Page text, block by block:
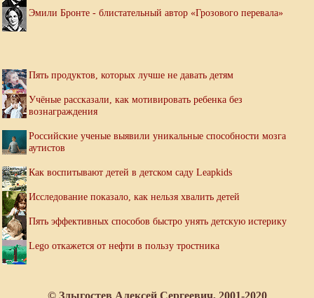
Эмили Бронте - блистательный автор «Грозового перевала»
Пять продуктов, которых лучше не давать детям
Учёные рассказали, как мотивировать ребенка без
вознаграждения
Российские ученые выявили уникальные способности мозга
аутистов
Как воспитывают детей в детском саду Leapkids
Исследование показало, как нельзя хвалить детей
Пять эффективных способов быстро унять детскую истерику
Lego откажется от нефти в пользу тростника